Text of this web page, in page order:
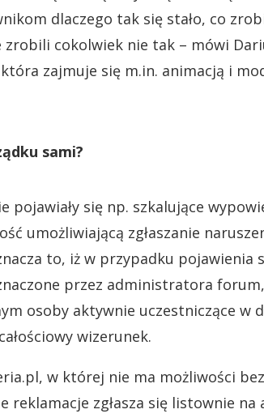
dlaczego tak się stało, co
zrobili cokolwiek nie tak – mówi
zajmuje się m.in. animacją i
sami?
pojawiały się np. szkalujące
umożliwiającą zgłaszanie
to, iż w przypadku
przez administratora
osoby aktywnie uczestniczące w
wizerunek.
w której nie ma możliwości
reklamacje zgłasza się listownie